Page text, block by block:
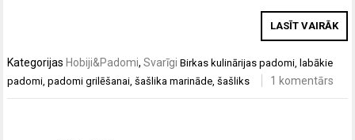
LASĪT VAIRĀK
Kategorijas Hobiji&Padomi,Svarīgi Birkas kulinārijas padomi, labākie
padomi,padomi grilēšanai,šašlika marināde,šašliks 1 komentārs